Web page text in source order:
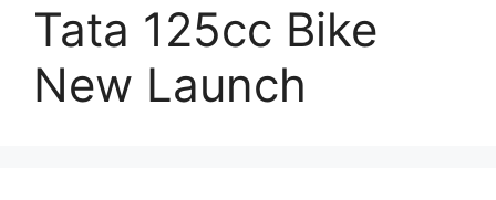
Tata 125cc Bike
New Launch